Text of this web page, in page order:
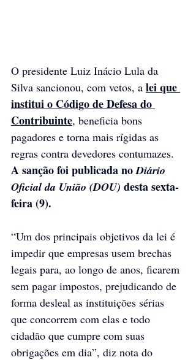
O presidente Luiz Inácio Lula da
Silva sancionou, com vetos, a lei que
institui o Código de Defesa do
Contribuinte, beneficia bons
pagadores e torna mais rígidas as
regras contra devedores contumazes.
A sanção foi publicada no Diário
Oficial da União (DOU) desta sexta-
feira (9).
“Um dos principais objetivos da lei é
impedir que empresas usem brechas
legais para, ao longo de anos, ficarem
sem pagar impostos, prejudicando de
forma desleal as instituições sérias
que concorrem com elas e todo
cidadão que cumpre com suas
obrigações em dia”, diz nota do